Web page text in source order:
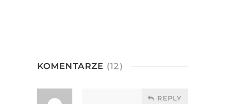
KOMENTARZE (12)
REPLY